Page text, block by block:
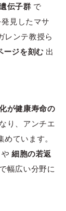
伝子群 で
見したマサ
レンテ教授ら
ージを刻む 出
が健康寿命の
り、アンチエ
ています。
や細胞の若返
幅広い分野に